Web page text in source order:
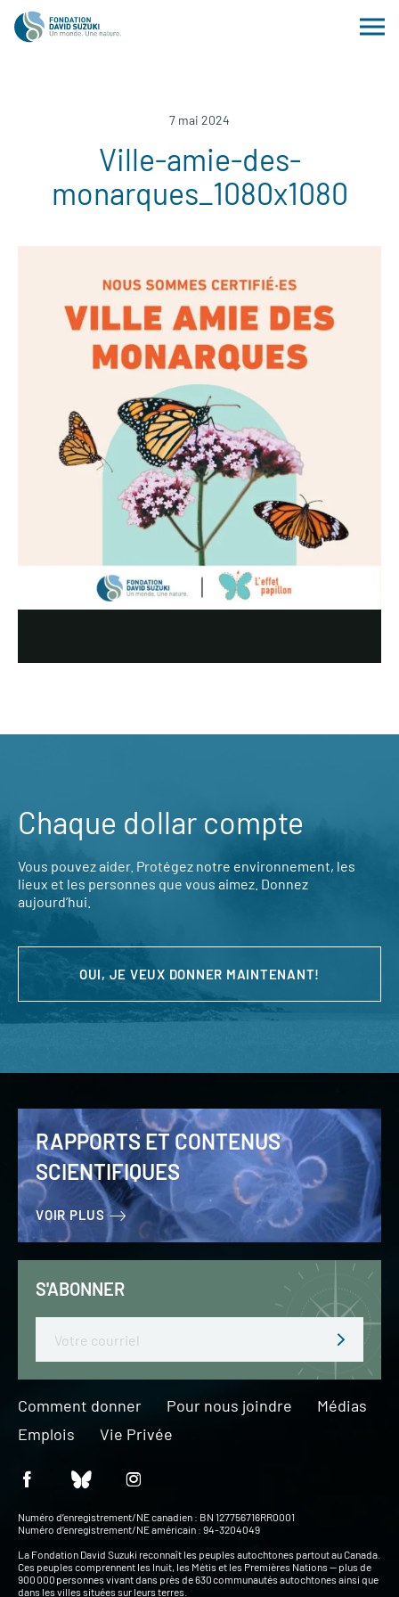
7 mai 2024
Ville-amie-des-
monarques_1080x1080
Chaque dollar compte
Vous pouvez aider. Protégez notre environnement, les
lieux et les personnes que vous aimez. Donnez
aujourd’hui.
OUI, JE VEUX DONNER MAINTENANT!
RAPPORTS ET CONTENUS
SCIENTIFIQUES
VOIR PLUS
S'ABONNER
Comment donner Pour nous joindre
Médias
Emplois
Vie Privée
Numéro d’enregistrement/NE canadien : BN 127756716RR0001
Numéro d’enregistrement/NE américain : 94-3204049
La Fondation David Suzuki reconnaît les peuples autochtones partout au Canada.
Ces peuples comprennent les Inuit, les Métis et les Premières Nations — plus de
900 000 personnes vivant dans près de 630 communautés autochtones ainsi que
dans les villes situées sur leurs terres.